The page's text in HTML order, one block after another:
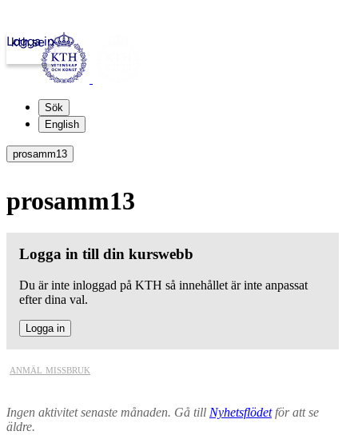
kth.se
Logga in
Sök
English
prosamm13
prosamm13
Logga in till din kurswebb
Du är inte inloggad på KTH så innehållet är inte anpassat
efter dina val.
Logga in
anmäl missbruk
Ingen aktivitet senaste månaden. Gå till Nyhetsflödetför att se
äldre.